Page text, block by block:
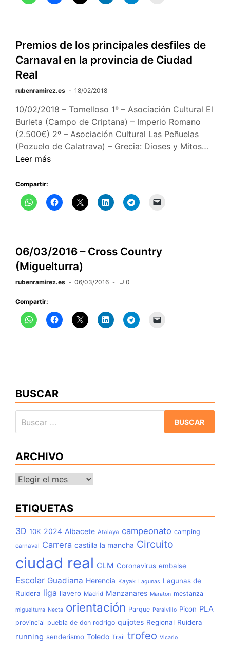
Premios de los principales desfiles de
Carnaval en la provincia de Ciudad
Real
rubenramirez.es 18/02/2018
10/02/2018 – Tomelloso 1º – Asociación Cultural El
Burleta (Campo de Criptana) – Imperio Romano
(2.500€) 2º – Asociación Cultural Las Peñuelas
(Pozuelo de Calatrava) – Grecia: Dioses y Mitos…
Leer más
Compartir:
06/03/2016 – Cross Country
(Miguelturra)
rubenramirez.es 06/03/2016 0
Compartir:
BUSCAR
ARCHIVO
Archivo
ETIQUETAS
3D 10K 2024 Albacete Atalaya campeonato camping
carnaval Carrera castilla la mancha Circuito
ciudad real CLM Coronavirus embalse
Escolar Guadiana Herencia Kayak Lagunas Lagunas de
Ruidera liga llavero Madrid Manzanares Maraton mestanza
miguelturra Necta orientación Parque Peralvillo Picon PLA
provincial puebla de don rodrigo quijotes Regional Ruidera
running senderismo Toledo Trail trofeo Vicario